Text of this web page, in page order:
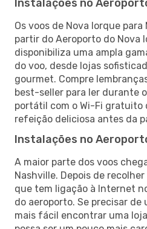
Instalações no
Os voos de Nova Iorque
partir do Aeroporto do Nova
disponibiliza uma ampla
do voo, desde lojas
gourmet. Compre
best-seller para ler durante
portátil com o Wi-Fi gratuito
refeição deliciosa antes da
Instalações no
A maior parte dos voos
Nashville. Depois de
que tem ligação à Internet
do aeroporto. Se precisar de
mais fácil encontrar uma